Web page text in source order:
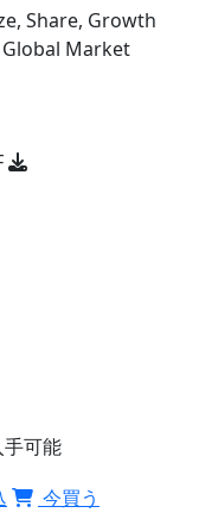
Share, Growth
Market
可能
今買う